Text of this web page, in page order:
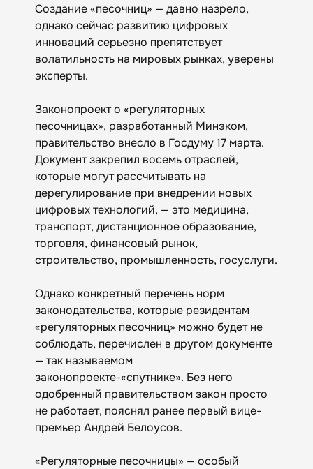
Создание «песочниц» — давно назрело,
однако сейчас развитию цифровых
инноваций серьезно препятствует
волатильность на мировых рынках, уверены
эксперты.
Законопроект о «регуляторных
песочницах», разработанный Минэком,
правительство внесло в Госдуму 17 марта.
Документ закрепил восемь отраслей,
которые могут рассчитывать на
дерегулирование при внедрении новых
цифровых технологий, — это медицина,
транспорт, дистанционное образование,
торговля, финансовый рынок,
строительство, промышленность, госуслуги.
Однако конкретный перечень норм
законодательства, которые резидентам
«регуляторных песочниц» можно будет не
соблюдать, перечислен в другом документе
— так называемом
законопроекте-«спутнике». Без него
одобренный правительством закон просто
не работает, пояснял ранее первый вице-
премьер Андрей Белоусов.
«Регуляторные песочницы» — особый